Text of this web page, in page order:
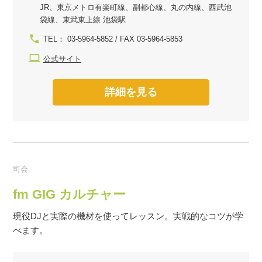
JR、東京メトロ有楽町線、副都心線、丸の内線、西武池
袋線、東武東上線 池袋駅
TEL： 03-5964-5852 / FAX 03-5964-5853
公式サイト
詳細を見る
司会
fm GIG カルチャー
現役DJと実際の機材を使ってレッスン。実戦的なコツが学
べます。